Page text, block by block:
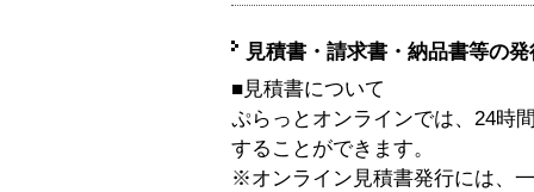
見積書・請求書・納品書等の
■見積書について
ぷらっとオンラインでは、24時
することができます。
※オンライン見積書発行には、